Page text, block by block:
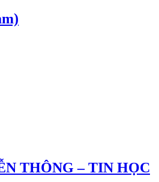
THÔNG – TIN HỌC